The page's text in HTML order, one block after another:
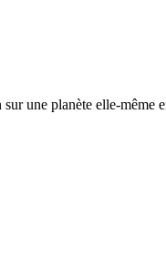
une planète elle-même